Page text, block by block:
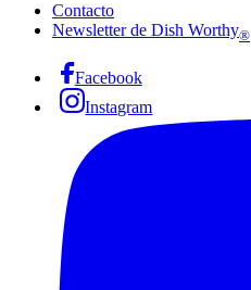
Contacto
Newsletter de Dish Worthy®
Facebook
Instagram